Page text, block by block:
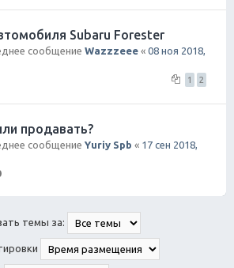
Subaru Forester
сообщение Wazzzeee « 08 ноя 2018,
1 2
продавать?
сообщение Yuriy Spb « 17 сен 2018,
темы за: